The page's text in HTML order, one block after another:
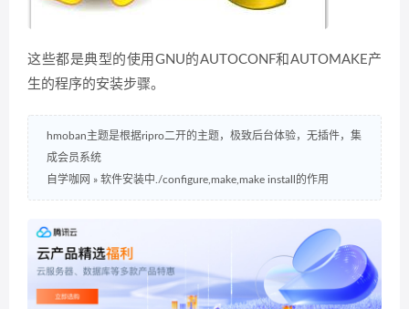
这些都是典型的使用GNU的AUTOCONF和AUTOMAKE产
生的程序的安装步骤。
hmoban主题是根据ripro二开的主题，极致后台体验，无插件，集
成会员系统
自学咖网 » 软件安装中./configure,make,make install的作用